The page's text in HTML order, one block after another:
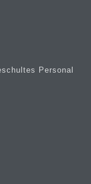
Personal